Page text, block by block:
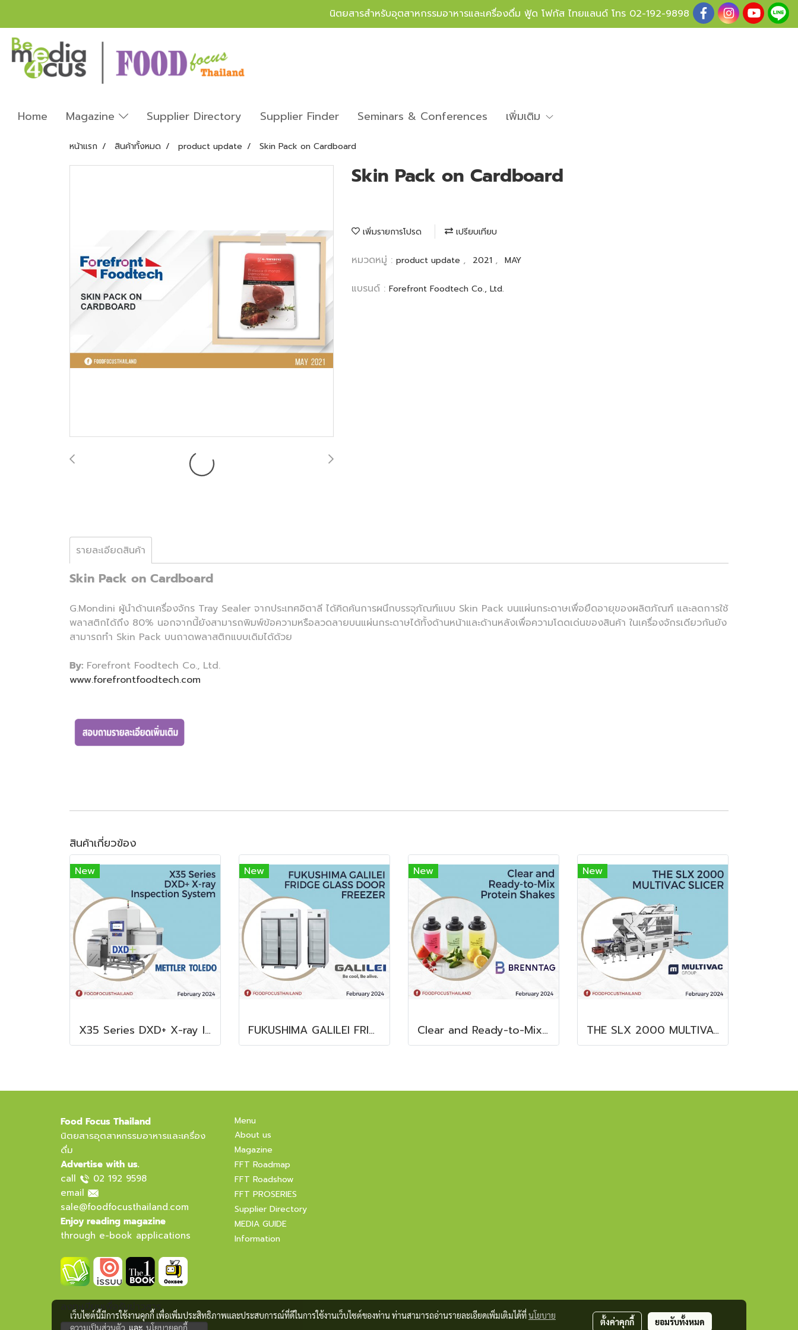
นิตยสารสำหรับอุตสาหกรรมอาหารและเครื่องดื่ม ฟู้ด โฟกัส ไทยแลนด์ โทร 02-192-9898
Home Magazine Supplier Directory Supplier Finder Seminars & Conferences เพิ่มเติม
หน้าแรก สินค้าทั้งหมด product update Skin Pack on Cardboard
Skin Pack on Cardboard
เพิ่มรายการโปรด เปรียบเทียบ
หมวดหมู่ : product update , 2021 , MAY
แบรนด์ : Forefront Foodtech Co., Ltd.
รายละเอียดสินค้า
Skin Pack on Cardboard
G.Mondini ผู้นำด้านเครื่องจักร Tray Sealer จากประเทศอิตาลี ได้คิดค้นการผนึกบรรจุภัณฑ์แบบ Skin Pack บนแผ่นกระดาษเพื่อยืดอายุของผลิตภัณฑ์ และลดการใช้
พลาสติกได้ถึง 80% นอกจากนี้ยังสามารถพิมพ์ข้อความหรือลวดลายบนแผ่นกระดาษได้ทั้งด้านหน้าและด้านหลังเพื่อความโดดเด่นของสินค้า ในเครื่องจักรเดียวกันยัง
สามารถทำ Skin Pack บนถาดพลาสติกแบบเดิมได้ด้วย
By: Forefront Foodtech Co., Ltd.
www.forefrontfoodtech.com
สินค้าเกี่ยวข้อง
New
X35 Series DXD+ X-ray Inspection System
New
FUKUSHIMA GALILEI FRIDGE GLASS DOOR FREEZER
New
Clear and Ready-to-Mix Protein Shakes
New
THE SLX 2000 MULTIVAC SLICER
Food Focus Thailand
นิตยสารอุตสาหกรรมอาหารและเครื่อง
ดื่ม
Advertise with us.
call
02 192 9598
email
sale@foodfocusthailand.com
Enjoy reading magazine
through e-book applications
ลงทะเบียนเพื่อรับข่าวสาร
Menu
About us
Magazine
FFT Roadmap
FFT Roadshow
FFT PROSERIES
Supplier Directory
MEDIA GUIDE
Information
เว็บไซต์นี้มีการใช้งานคุกกี้ เพื่อเพิ่มประสิทธิภาพและประสบการณ์ที่ดีในการใช้งานเว็บไซต์ของท่าน ท่านสามารถอ่านรายละเอียดเพิ่มเติมได้ที่นโยบาย
ความเป็นส่วนตัว และ นโยบายคุกกี้
ตั้งค่าคุกกี้ ยอมรับทั้งหมด